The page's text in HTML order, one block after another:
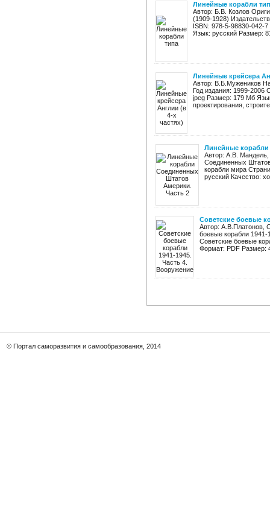
Линейные корабли
Автор: Б.В. Козлов
(1909-1928)
ISBN: 978-5-98830-042-
Язык: русский Размер:
Линейные крейсера
Автор: В.Б.Мужеников
Год издания: 1999-
jpeg Размер: 179 Мб
проектирования,
Линейные
Автор: А.В.
Соединенных
корабли мира
русский Качество:
Советские боевые
Автор: А.В.Платонов,
боевые корабли 1941-
Советские боевые
Формат: PDF Размер:
© Портал саморазвития и самообразования, 2014